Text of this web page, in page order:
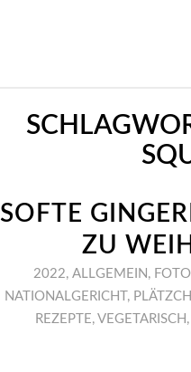
SOFTE
ZU
2022, ALLGEMEIN ,
NATIONALGERICHT ,
REZEPTE, VEGETARISCH ,